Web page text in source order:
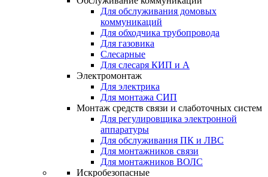
Для обслуживания домовых
коммуникаций
Для обходчика трубопровода
Для газовика
Слесарные
Для слесаря КИП и А
Электромонтаж
Для электрика
Для монтажа СИП
Монтаж средств связи и слаботочных систем
Для регулировщика электронной
аппаратуры
Для обслуживания ПК и ЛВС
Для монтажников связи
Для монтажников ВОЛС
Искробезопасные